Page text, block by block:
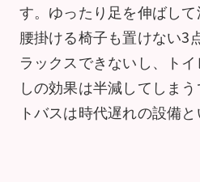
す。ゆったり足を伸ばして
腰掛ける椅子も置けない3
ラックスできないし、ト
しの効果は半減してしま
トバスは時代遅れの設備と